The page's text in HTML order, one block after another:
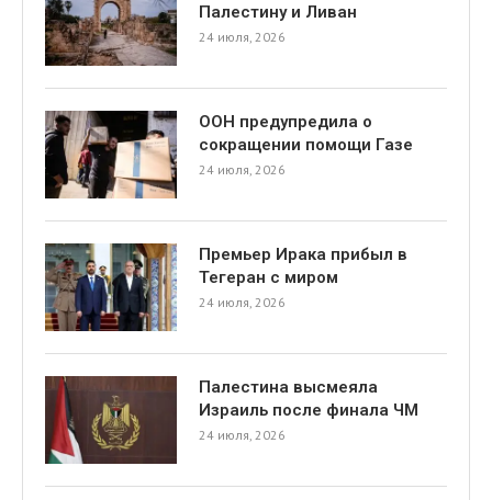
Палестину и Ливан
24 июля, 2026
ООН предупредила о
сокращении помощи Газе
24 июля, 2026
Премьер Ирака прибыл в
Тегеран с миром
24 июля, 2026
Палестина высмеяла
Израиль после финала ЧМ
24 июля, 2026